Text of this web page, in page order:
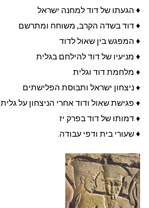
♦ הגעתו של דוד למחנה ישראל
♦דוד בשדה הקרב, משוחח ומתרשם
♦ המפגש בין שאול לדוד
♦ מניעיו של דוד להילחם בגלית
♦ מלחמת דוד וגלית
♦ ניצחון ישראל ותבוסת הפלישתים
♦ פגישת שאול ודוד אחרי הניצחון על גלית
♦ דמותו של דוד בפרק יז
♦שעורי בית ודפי עבודה.